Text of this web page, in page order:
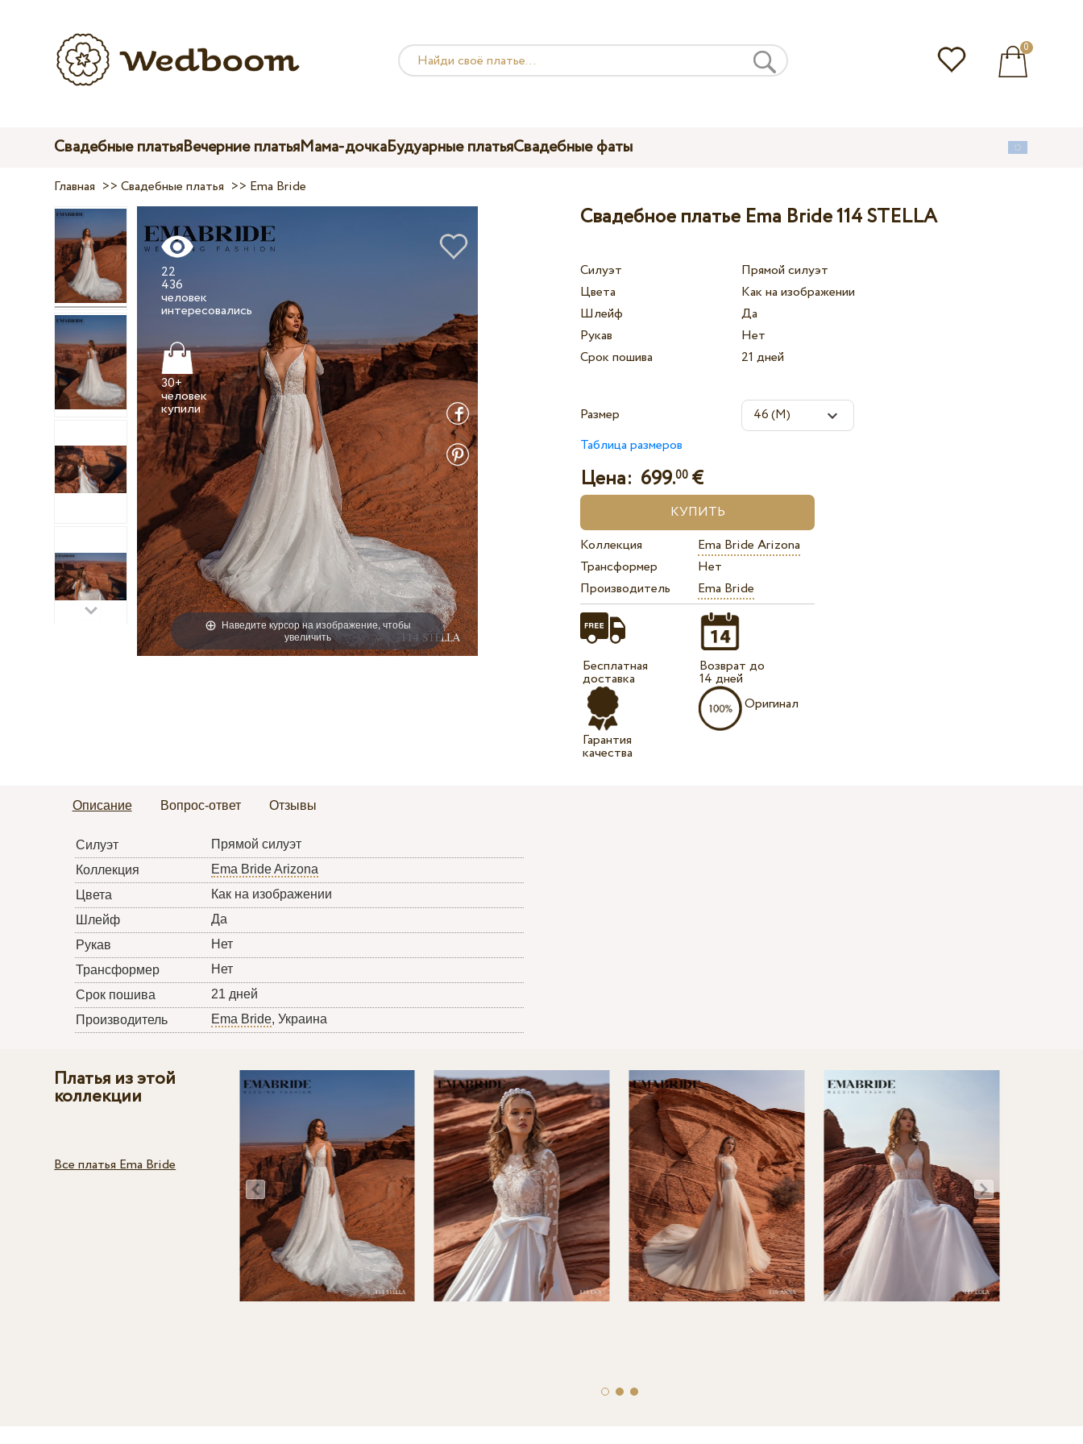
0
Свадебные платьяВечерние платьяМама-дочкаБудуарные платьяСвадебные фаты
Главная >>Свадебные платья >> Ema Bride
Наведите курсор на изображение, чтобы
увеличить
22
436
человек
30+
человек
купили
Свадебное платье Ema Bride 114 STELLA
Силуэт
Прямой силуэт
Цвета
Как на изображении
Шлейф
Да
Рукав
Нет
Срок пошива
21 дней
Размер
Таблица размеров
Цена: 699.00 €
Коллекция
Ema Bride Arizona
Трансформер
Нет
Производитель
Ema Bride
Бесплатная
доставка
Гарантия
качества
Возврат до
14 дней
Оригинал
Описание Вопрос-ответ Отзывы
Силуэт
Прямой силуэт
Коллекция
Ema Bride Arizona
Цвета
Как на изображении
Шлейф
Да
Рукав
Нет
Трансформер
Нет
Срок пошива
21 дней
Производитель
Ema Bride, Украина
Платья из этой
коллекции
Все платья Ema Bride